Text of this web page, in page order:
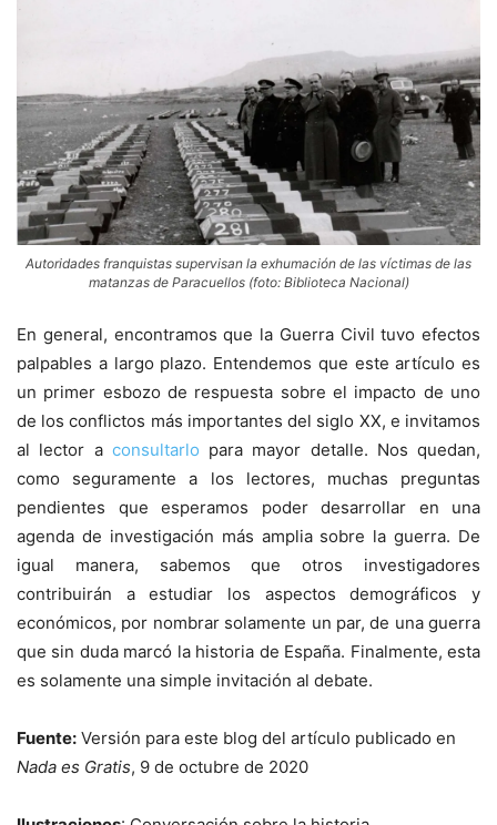
Autoridades franquistas supervisan la exhumación de las víctimas de las
matanzas de Paracuellos (foto: Biblioteca Nacional)
En general, encontramos que la Guerra Civil tuvo efectos
palpables a largo plazo. Entendemos que este artículo es
un primer esbozo de respuesta sobre el impacto de uno
de los conflictos más importantes del siglo XX, e invitamos
al lector a consultarlo para mayor detalle. Nos quedan,
como seguramente a los lectores, muchas preguntas
pendientes que esperamos poder desarrollar en una
agenda de investigación más amplia sobre la guerra. De
igual manera, sabemos que otros investigadores
contribuirán a estudiar los aspectos demográficos y
económicos, por nombrar solamente un par, de una guerra
que sin duda marcó la historia de España. Finalmente, esta
es solamente una simple invitación al debate.
Fuente: Versión para este blog del artículo publicado en
Nada es Gratis, 9 de octubre de 2020